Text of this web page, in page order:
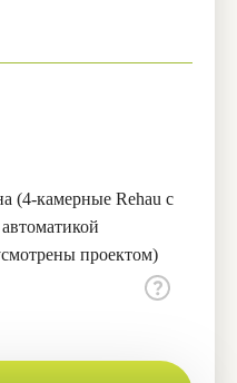
(4-камерные Rehau с
проектом)